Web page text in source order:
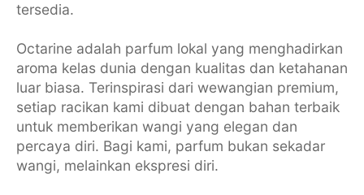
tersedia.
Octarine adalah parfum lokal yang menghadirkan
aroma kelas dunia dengan kualitas dan ketahanan
luar biasa. Terinspirasi dari wewangian premium,
setiap racikan kami dibuat dengan bahan terbaik
untuk memberikan wangi yang elegan dan
percaya diri. Bagi kami, parfum bukan sekadar
wangi, melainkan ekspresi diri.